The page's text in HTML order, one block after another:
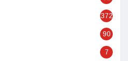
372
90
7